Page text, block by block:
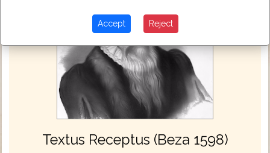
Textus Receptus (Beza 1598)
Accept Reject